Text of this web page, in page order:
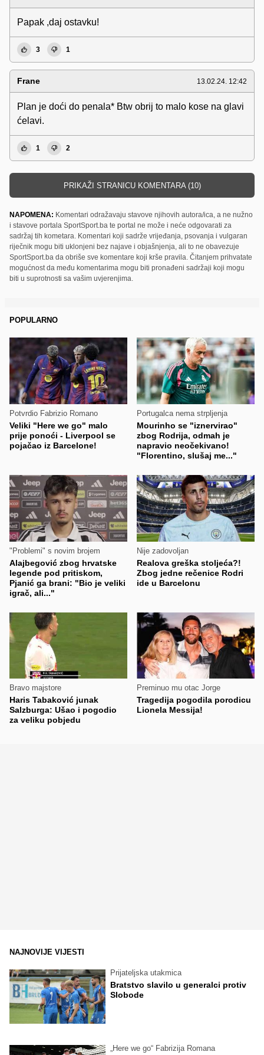
Papak ,daj ostavku!
3 1
Frane 13.02.24. 12:42
Plan je doći do penala* Btw obrij to malo kose na glavi
ćelavi.
1 2
PRIKAŽI STRANICU KOMENTARA (10)
NAPOMENA: Komentari odražavaju stavove njihovih autora/ica, a ne nužno
i stavove portala SportSport.ba te portal ne može i neće odgovarati za
sadržaj tih kometara. Komentari koji sadrže vrijeđanja, psovanja i vulgaran
riječnik mogu biti uklonjeni bez najave i objašnjenja, ali to ne obavezuje
SportSport.ba da obriše sve komentare koji krše pravila. Čitanjem prihvatate
mogućnost da među komentarima mogu biti pronađeni sadržaji koji mogu
biti u suprotnosti sa vašim uvjerenjima.
POPULARNO
Potvrdio Fabrizio Romano
Veliki "Here we go" malo
prije ponoći - Liverpool se
pojačao iz Barcelone!
Portugalca nema strpljenja
Mourinho se "iznervirao"
zbog Rodrija, odmah je
napravio neočekivano!
"Florentino, slušaj me..."
"Problemi" s novim brojem
Alajbegović zbog hrvatske
legende pod pritiskom,
Pjanić ga brani: "Bio je veliki
igrač, ali..."
Nije zadovoljan
Realova greška stoljeća?!
Zbog jedne rečenice Rodri
ide u Barcelonu
Bravo majstore
Haris Tabaković junak
Salzburga: Ušao i pogodio
za veliku pobjedu
Preminuo mu otac Jorge
Tragedija pogodila porodicu
Lionela Messija!
NAJNOVIJE VIJESTI
Prijateljska utakmica
Bratstvo slavilo u generalci protiv
Slobode
„Here we go“ Fabrizija Romana